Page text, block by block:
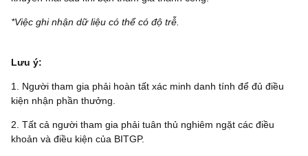
*Việc ghi nhận dữ liệu có thể có độ trễ.
‌Lưu ý:
1. Người tham gia phải hoàn tất xác minh danh tính để đủ điều
kiện nhận phần thưởng.
2. Tất cả người tham gia phải tuân thủ nghiêm ngặt các điều
khoản và điều kiện của BITGP.